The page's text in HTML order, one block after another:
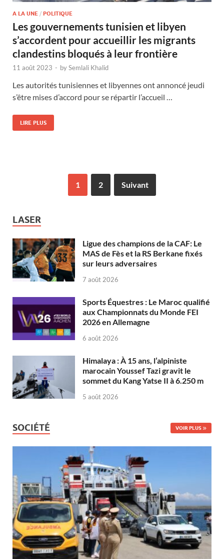
A LA UNE / POLITIQUE
Les gouvernements tunisien et libyen
s’accordent pour accueillir les migrants
clandestins bloqués à leur frontière
11 août 2023 - bySemlali Khalid
Les autorités tunisiennes et libyennes ont annoncé jeudi
s’être mises d’accord pour se répartir l’accueil …
LIRE PLUS
1 2 Suivant
LASER
Ligue des champions de la CAF: Le
MAS de Fès et la RS Berkane fixés
sur leurs adversaires
7 août 2026
Sports Équestres : Le Maroc qualifié
aux Championnats du Monde FEI
2026 en Allemagne
6 août 2026
Himalaya : À 15 ans, l’alpiniste
marocain Youssef Tazi gravit le
sommet du Kang Yatse II à 6.250 m
5 août 2026
SOCIÉTÉ VOIR PLUS